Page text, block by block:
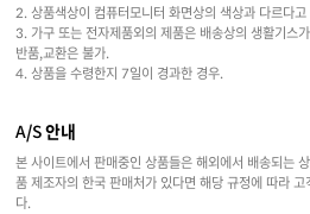
2. 상품색상이 컴퓨터모니터 화면상의 색상과 다르다
3. 가구 또는 전자제품외의 제품은 배송상의 생활기스
반품,교환은 불가.
4. 상품을 수령한지 7일이 경과한 경우.
A/S 안내
본 사이트에서 판매중인 상품들은 해외에서 배송되는
품 제조자의 한국 판매처가 있다면 해당 규정에 따라
다.